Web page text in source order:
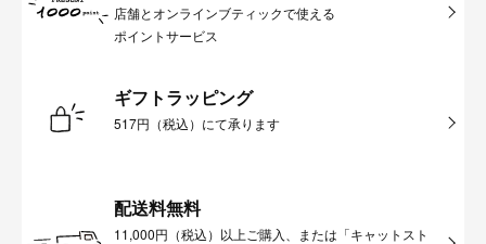
店舗とオンラインブティックで使える
ポイントサービス
ギフトラッピング
517円（税込）にて承ります
配送料無料
11,000円（税込）以上ご購入、または「キャットスト